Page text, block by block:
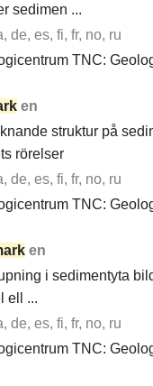
sedimen ...
de, es, fi, fr, no, ru
TNC:
en
struktur på
rörelser
de, es, fi, fr, no, ru
TNC:
en
i sedimentyta
ell ...
de, es, fi, fr, no, ru
TNC: